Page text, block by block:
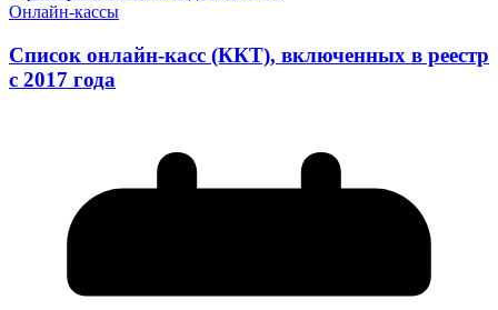
Онлайн-кассы
Список онлайн-касс (ККТ), включенных в реестр
с 2017 года